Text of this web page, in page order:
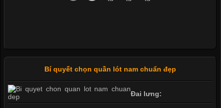
Bí quyết chọn quần lót nam chuẩn đẹp
Đai lưng: